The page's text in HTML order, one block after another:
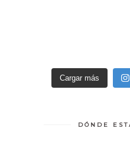
Cargar más
DÓNDE